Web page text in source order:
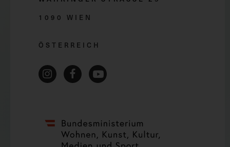
1090 WIEN
ÖSTERREICH